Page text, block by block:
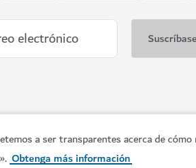
a ser transparentes acerca de
Obtenga más información